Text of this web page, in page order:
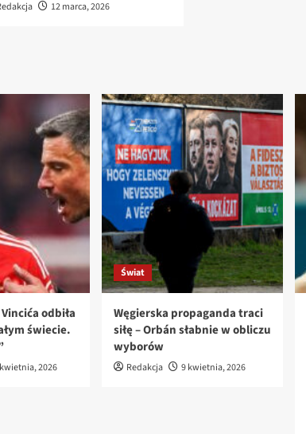
12 marca, 2026
odbiła
świecie.
2026
Świat
Węgierska propaganda traci
siłę – Orbán słabnie w obliczu
wyborów
Redakcja 9 kwietnia, 2026